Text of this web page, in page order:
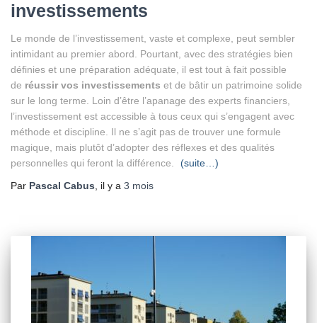
investissements
Le monde de l’investissement, vaste et complexe, peut sembler
intimidant au premier abord. Pourtant, avec des stratégies bien
définies et une préparation adéquate, il est tout à fait possible
de réussir vos investissements et de bâtir un patrimoine solide
sur le long terme. Loin d’être l’apanage des experts financiers,
l’investissement est accessible à tous ceux qui s’engagent avec
méthode et discipline. Il ne s’agit pas de trouver une formule
magique, mais plutôt d’adopter des réflexes et des qualités
personnelles qui feront la différence.
(suite…)
Par Pascal Cabus , il y a 3 mois